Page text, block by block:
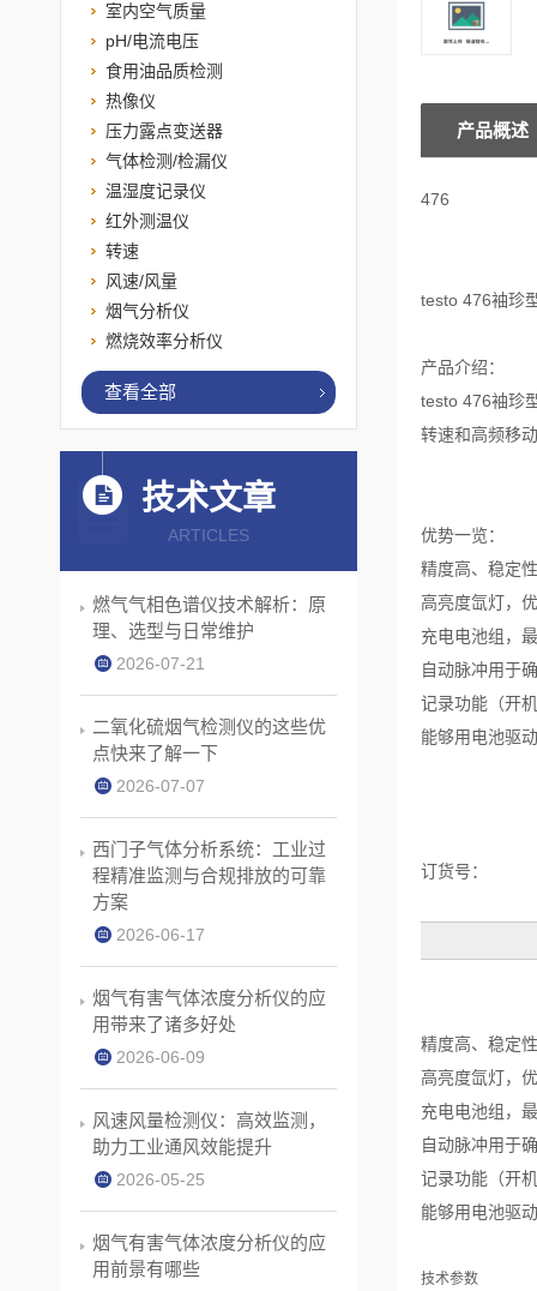
产品概述
476
testo 476袖珍
产品介绍：
testo 476袖珍
转速和高频移
优势一览：
精度高、稳定
高亮度氙灯，
充电电池组，
自动脉冲用于
记录功能（开
能够用电池驱
订货号：
精度高、稳定
高亮度氙灯，
充电电池组，
自动脉冲用于
记录功能（开
能够用电池驱
技术参数
室内空气质量
pH/电流电压
食用油品质检测
热像仪
压力露点变送器
气体检测/检漏仪
温湿度记录仪
红外测温仪
转速
风速/风量
烟气分析仪
燃烧效率分析仪
查看全部
技术文章
ARTICLES
燃气气相色谱仪技术解析：原
理、选型与日常维护
2026-07-21
二氧化硫烟气检测仪的这些优
点快来了解一下
2026-07-07
西门子气体分析系统：工业过
程精准监测与合规排放的可靠
方案
2026-06-17
烟气有害气体浓度分析仪的应
用带来了诸多好处
2026-06-09
风速风量检测仪：高效监测，
助力工业通风效能提升
2026-05-25
烟气有害气体浓度分析仪的应
用前景有哪些